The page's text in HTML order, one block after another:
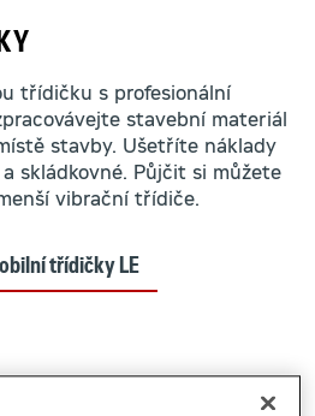
třídičku s profesionální
stavební materiál
stavby. Ušetříte náklady
skládkovné. Půjčit si můžete
vibrační třídiče.
třídičky LE